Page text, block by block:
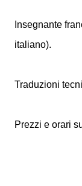
Insegnante
italiano).
Traduzioni
Prezzi e orari